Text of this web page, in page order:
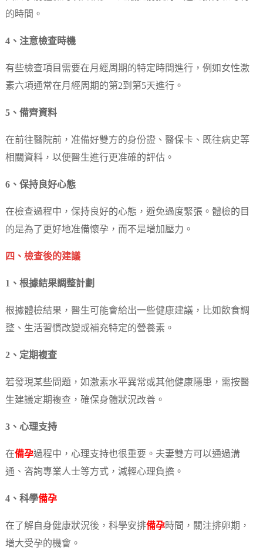
的時間。
4、注意檢查時機
有些檢查項目需要在月經周期的特定時間進行，例如女性激
素六項通常在月經周期的第2到第5天進行。
5、備齊資料
在前往醫院前，准備好雙方的身份證、醫保卡、既往病史等
相關資料，以便醫生進行更准確的評估。
6、保持良好心態
在檢查過程中，保持良好的心態，避免過度緊張。體檢的目
的是為了更好地准備懷孕，而不是增加壓力。
四、檢查後的建議
1、根據結果調整計劃
根據體檢結果，醫生可能會給出一些健康建議，比如飲食調
整、生活習慣改變或補充特定的營養素。
2、定期複查
若發現某些問題，如激素水平異常或其他健康隱患，需按醫
生建議定期複查，確保身體狀況改善。
3、心理支持
在備孕過程中，心理支持也很重要。夫妻雙方可以通過溝
通、咨詢專業人士等方式，減輕心理負擔。
4、科學備孕
在了解自身健康狀況後，科學安排備孕時間，關注排卵期，
增大受孕的機會。